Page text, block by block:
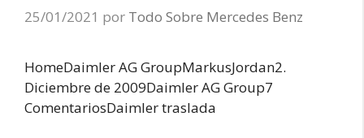
25/01/2021 por Todo Sobre Mercedes Benz
HomeDaimler AG GroupMarkusJordan2.
Diciembre de 2009Daimler AG Group7
ComentariosDaimler traslada